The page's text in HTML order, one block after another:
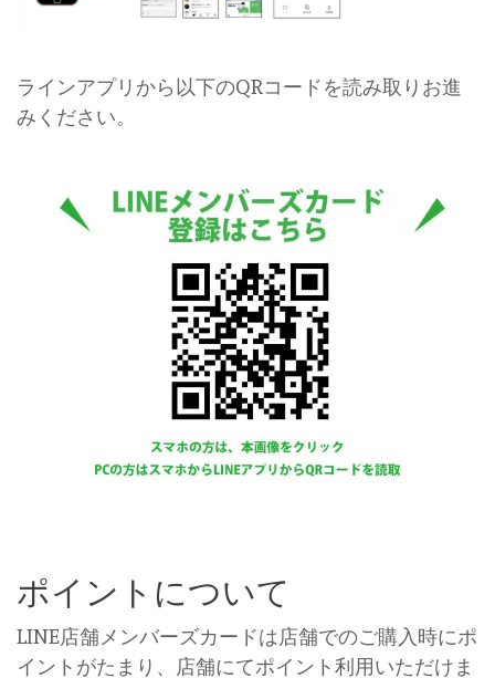
ラインアプリから以下のQRコードを読み取りお進
みください。
ポイントについて
LINE店舗メンバーズカードは店舗でのご購入時にポ
イントがたまり、店舗にてポイント利用いただけま